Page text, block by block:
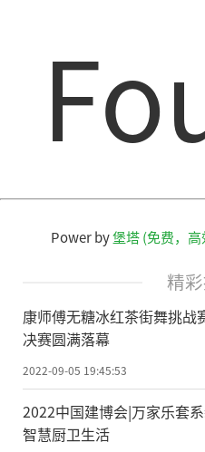
Power by堡塔 (免费，
精
康师傅无糖冰红茶街舞挑战
决赛圆满落幕
2022-09-05 19:45:53
2022中国建博会|万家乐套
智慧厨卫生活